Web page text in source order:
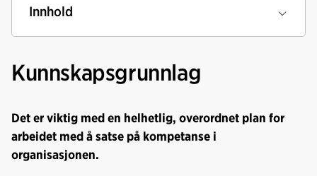
Innhold
Kunnskapsgrunnlag
Det er viktig med en helhetlig, overordnet plan for
arbeidet med å satse på kompetanse i
organisasjonen.